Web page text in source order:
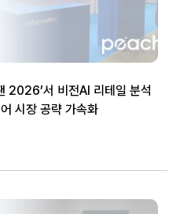
2026’서 비전AI 리테일 분석
시장 공략 가속화